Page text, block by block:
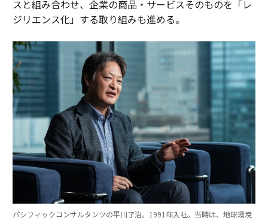
スと組み合わせ、企業の商品・サービスそのものを「レ
ジリエンス化」する取り組みも進める。
パシフィックコンサルタンツの平川了治。1991年入社。当時は、地球環境